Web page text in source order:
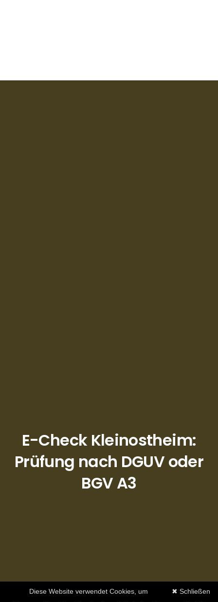
E-Check Kleinostheim:
Prüfung nach DGUV oder
BGV A3
✖ Schließen
Diese Website verwendet Cookies, um